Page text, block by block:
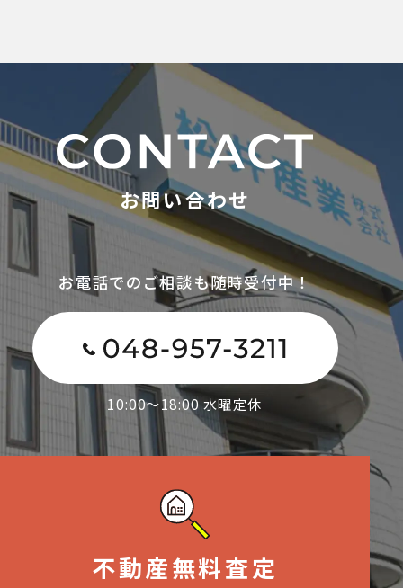
お問い合わせ
お電話でのご相談も随時受付中！
10:00～18:00 水曜定休
不動産無料査定